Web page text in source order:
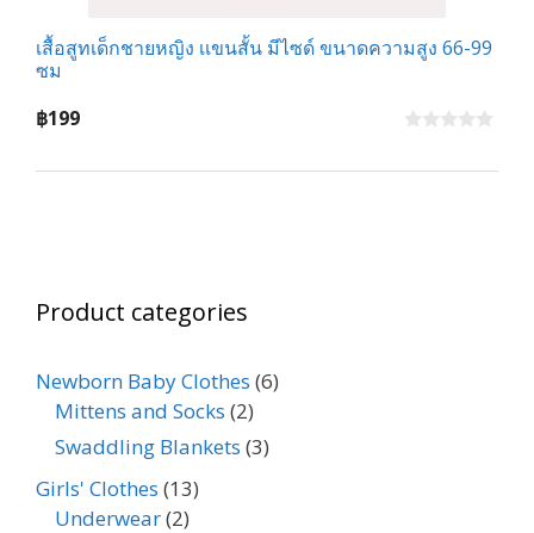
เสื้อสูทเด็กชายหญิง เเขนสั้น มีไซด์ ขนาดความสูง 66-99
ซม
u
฿199
Product categories
Newborn Baby Clothes (6)
Mittens and Socks (2)
Swaddling Blankets (3)
Girls' Clothes (13)
Underwear(2)